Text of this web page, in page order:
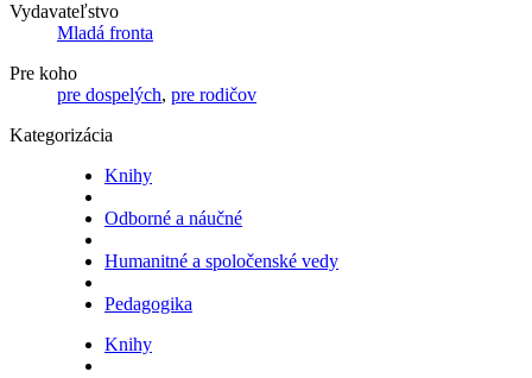
Vydavateľstvo
Mladá fronta
Pre koho
pre dospelých, pre rodičov
Kategorizácia
Knihy
Odborné a náučné
Humanitné a spoločenské vedy
Pedagogika
Knihy